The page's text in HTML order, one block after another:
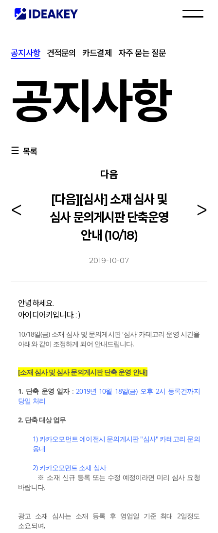
고객센터
공지사항 견적문의 카드결제 자주 묻는 질문
공지사항
목록
다음
[다음][심사] 소재 심사 및
심사 문의게시판 단축운영
안내 (10/18)
2019-10-07
안녕하세요.
아이디어키입니다. : )
10/18일(금) 소재 심사 및 문의게시판 '심사' 카테고리 운영 시간을
아래와 같이 조정하게 되어 안내드립니다.
[소재 심사 및 심사 문의게시판 단축 운영 안내]
1. 단축 운영 일자:2019년 10월 18일(금) 오후 2시 등록건까지
당일 처리
2. 단축 대상 업무
1) 카카오모먼트 에이전시 문의게시판 "심사" 카테고리 문의
응대
2) 카카오모먼트 소재 심사
※ 소재 신규 등록 또는 수정 예정이라면 미리 심사 요청
바랍니다.
광고 소재 심사는 소재 등록 후 영업일 기준 최대 2일정도
소요되며,